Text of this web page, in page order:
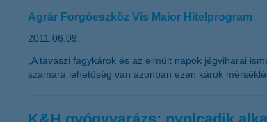
Agrár Forgóeszköz Vis Maior Hitelprogram
2011.06.09.
„A tavaszi fagykárok és az elmúlt napok jégviharai
számára lehetőség van azonban ezen károk